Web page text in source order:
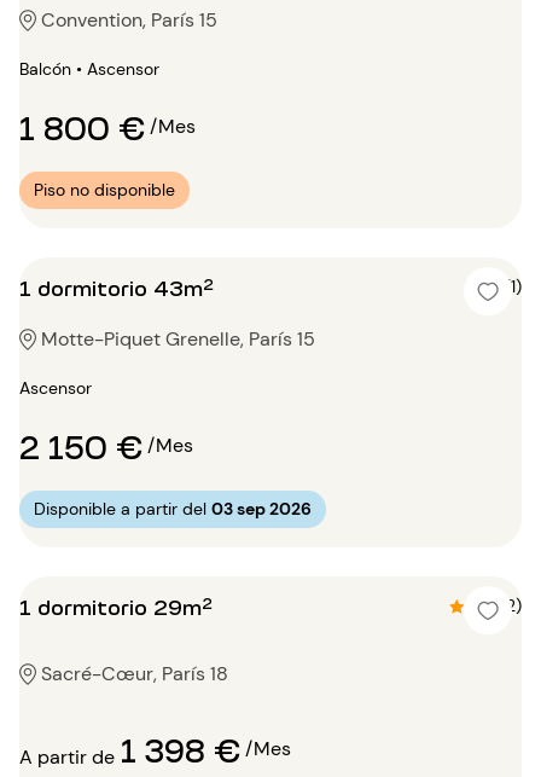
Convention, París 15
Balcón • Ascensor
1 800 €/Mes
Piso no disponible
1 dormitorio 43m² 5 (1)
Motte-Piquet Grenelle, París 15
Ascensor
2 150 €/Mes
Disponible a partir del 03 sep 2026
1 dormitorio 29m² 4.5 (2)
Sacré-Cœur, París 18
A partir de 1 398 €/Mes